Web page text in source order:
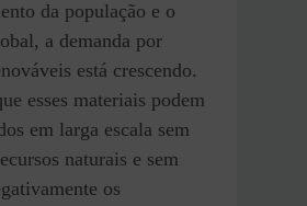
da população e o
a demanda por
está crescendo.
esses materiais podem
em larga escala sem
naturais e sem
os